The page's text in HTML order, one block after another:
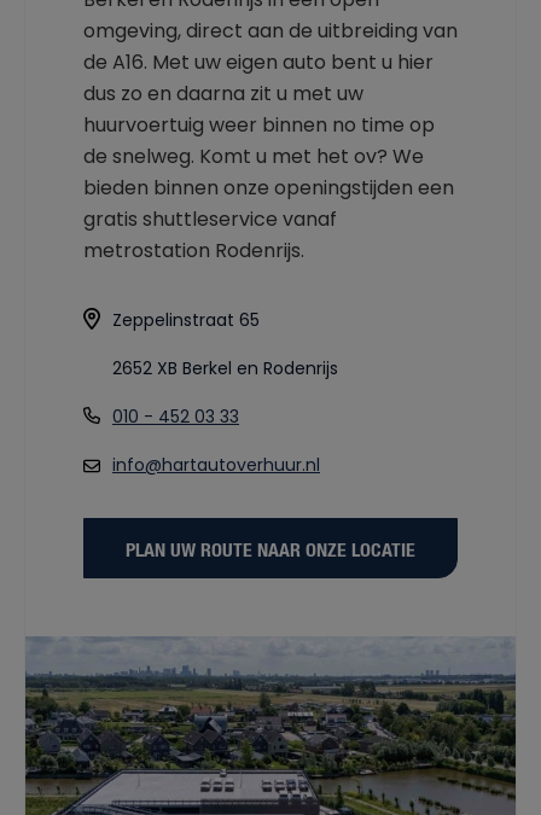
omgeving, direct aan de uitbreiding van
de A16. Met uw eigen auto bent u hier
dus zo en daarna zit u met uw
huurvoertuig weer binnen no time op
de snelweg. Komt u met het ov? We
bieden binnen onze openingstijden een
gratis shuttleservice vanaf
metrostation Rodenrijs.
Zeppelinstraat 65
2652 XB Berkel en Rodenrijs
010 - 452 03 33
info@hartautoverhuur.nl
PLAN UW ROUTE NAAR ONZE LOCATIE